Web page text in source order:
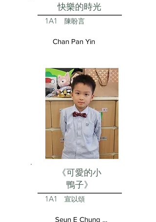
快樂的時光
1A1 陳盼言
Chan Pan Yin
《可愛的小
鴨子》
1A1 宣以頌
Seun E Chung Aston